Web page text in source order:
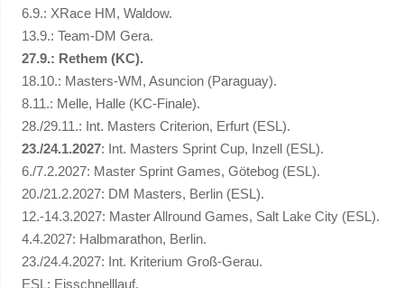
6.9.: XRace HM, Waldow.
13.9.: Team-DM Gera.
27.9.: Rethem (KC).
18.10.: Masters-WM, Asuncion (Paraguay).
8.11.: Melle, Halle (KC-Finale).
28./29.11.: Int. Masters Criterion, Erfurt (ESL).
23./24.1.2027: Int. Masters Sprint Cup, Inzell (ESL).
6./7.2.2027: Master Sprint Games, Götebog (ESL).
20./21.2.2027: DM Masters, Berlin (ESL).
12.-14.3.2027: Master Allround Games, Salt Lake City (ESL).
4.4.2027: Halbmarathon, Berlin.
23./24.4.2027: Int. Kriterium Groß-Gerau.
ESL: Eisschnelllauf.